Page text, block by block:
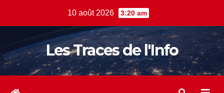
10 août 2026 3:20 am
Les Traces de l'Info